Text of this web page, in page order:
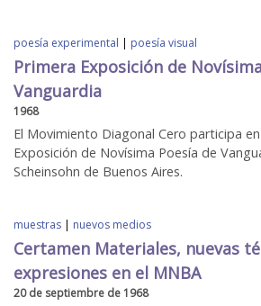
poesía experimental | poesía visual
Primera Exposición de
Vanguardia
1968
El Movimiento Diagonal Cero participa en
Exposición de Novísima Poesía de
Scheinsohn de Buenos Aires.
muestras | nuevos medios
Certamen Materiales, nuevas
expresiones en el MNBA
20 de septiembre de 1968